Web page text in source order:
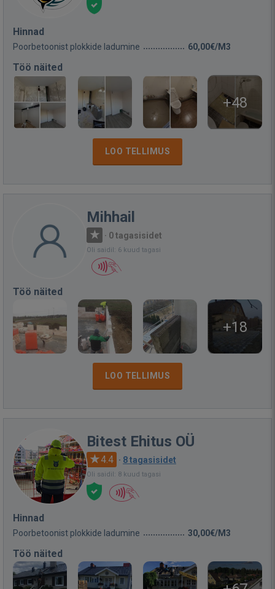
Hinnad
Poorbetoonist plokkide ladumine 60,00€/M3
Töö näited
+48
LOO TELLIMUS
Mihhail
· 0 tagasisidet
Oli saidil: 6 kuud tagasi
Töö näited
+18
LOO TELLIMUS
Bitest Ehitus OÜ
4.4 · 8 tagasisidet
Oli saidil: 8 kuud tagasi
Hinnad
Poorbetoonist plokkide ladumine 30,00€/M3
Töö näited